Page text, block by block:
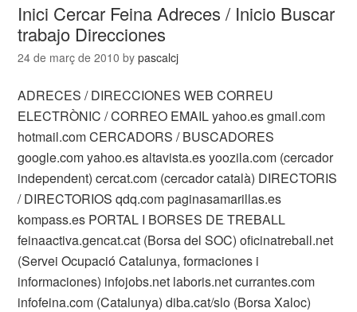
Inici Cercar Feina Adreces / Inicio Buscar
trabajo Direcciones
24 de març de 2010 bypascalcj
ADRECES / DIRECCIONES WEB CORREU
ELECTRÒNIC / CORREO EMAIL yahoo.es gmail.com
hotmail.com CERCADORS / BUSCADORES
google.com yahoo.es altavista.es yoozila.com (cercador
independent) cercat.com (cercador català) DIRECTORIS
/ DIRECTORIOS qdq.com paginasamarillas.es
kompass.es PORTAL I BORSES DE TREBALL
feinaactiva.gencat.cat (Borsa del SOC) oficinatreball.net
(Servei Ocupació Catalunya, formaciones i
informaciones) infojobs.net laboris.net currantes.com
infofeina.com (Catalunya) diba.cat/slo (Borsa Xaloc)